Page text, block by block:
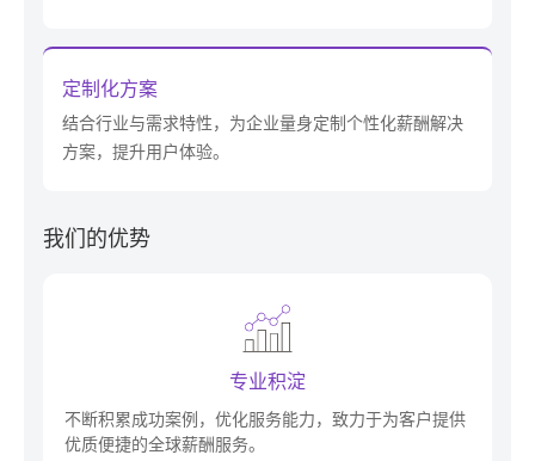
定制化方案
结合行业与需求特性，为企业量身定制个性化薪酬解决
方案，提升用户体验。
我们的优势
专业积淀
不断积累成功案例，优化服务能力，致力于为客户提供
优质便捷的全球薪酬服务。